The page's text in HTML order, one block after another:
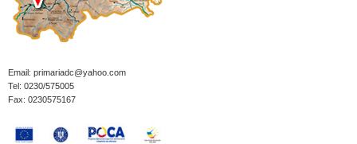
Email: primariadc@yahoo.com
Tel: 0230/575005
Fax: 0230575167